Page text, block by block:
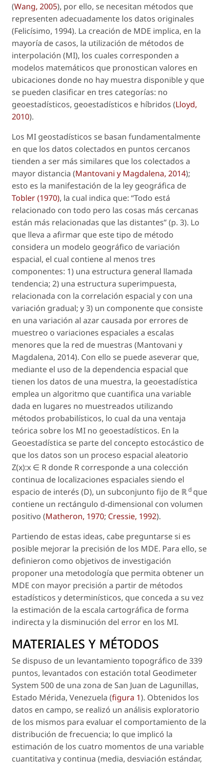
(Wang, 2005), por ello, se necesitan métodos que
representen adecuadamente los datos originales
(Felicísimo, 1994). La creación de MDE implica, en la
mayoría de casos, la utilización de métodos de
interpolación (MI), los cuales corresponden a
modelos matemáticos que pronostican valores en
ubicaciones donde no hay muestra disponible y que
se pueden clasificar en tres categorías: no
geoestadísticos, geoestadísticos e híbridos (Lloyd,
2010).
Los MI geostadísticos se basan fundamentalmente
en que los datos colectados en puntos cercanos
tienden a ser más similares que los colectados a
mayor distancia (Mantovani y Magdalena, 2014);
esto es la manifestación de la ley geográfica de
Tobler (1970), la cual indica que: “Todo está
relacionado con todo pero las cosas más cercanas
están más relacionadas que las distantes” (p. 3). Lo
que lleva a afirmar que este tipo de método
considera un modelo geográfico de variación
espacial, el cual contiene al menos tres
componentes: 1) una estructura general llamada
tendencia; 2) una estructura superimpuesta,
relacionada con la correlación espacial y con una
variación gradual; y 3) un componente que consiste
en una variación al azar causada por errores de
muestreo o variaciones espaciales a escalas
menores que la red de muestras (Mantovani y
Magdalena, 2014). Con ello se puede aseverar que,
mediante el uso de la dependencia espacial que
tienen los datos de una muestra, la geoestadística
emplea un algoritmo que cuantifica una variable
dada en lugares no muestreados utilizando
métodos probabilísticos, lo cual da una ventaja
teórica sobre los MI no geoestadísticos. En la
Geoestadística se parte del concepto estocástico de
que los datos son un proceso espacial aleatorio
Z(x):x ∈ R donde R corresponde a una colección
continua de localizaciones espaciales siendo el
espacio de interés (D), un subconjunto fijo de ℝd que
contiene un rectángulo d-dimensional con volumen
positivo (Matheron, 1970; Cressie, 1992).
Partiendo de estas ideas, cabe preguntarse si es
posible mejorar la precisión de los MDE. Para ello, se
definieron como objetivos de investigación
proponer una metodología que permita obtener un
MDE con mayor precisión a partir de métodos
estadísticos y determinísticos, que conceda a su vez
la estimación de la escala cartográfica de forma
indirecta y la disminución del error en los MI.
MATERIALES Y MÉTODOS
Se dispuso de un levantamiento topográfico de 339
puntos, levantados con estación total Geodimeter
System 500 de una zona de San Juan de Lagunillas,
Estado Mérida, Venezuela (figura 1). Obtenidos los
datos en campo, se realizó un análisis exploratorio
de los mismos para evaluar el comportamiento de la
distribución de frecuencia; lo que implicó la
estimación de los cuatro momentos de una variable
cuantitativa y continua (media, desviación estándar,